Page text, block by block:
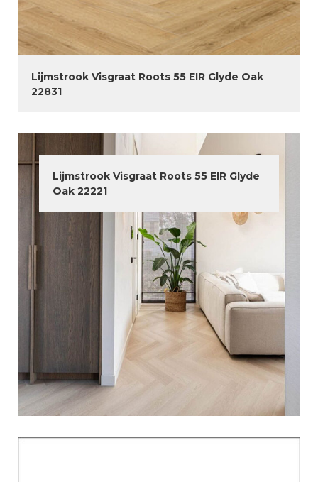
Lijmstrook Visgraat Roots 55 EIR Glyde Oak
22831
Lijmstrook Visgraat Roots 55 EIR Glyde
Oak 22221